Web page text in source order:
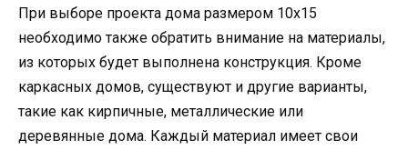
При выборе проекта дома размером 10х15
необходимо также обратить внимание на материалы,
из которых будет выполнена конструкция. Кроме
каркасных домов, существуют и другие варианты,
такие как кирпичные, металлические или
деревянные дома. Каждый материал имеет свои